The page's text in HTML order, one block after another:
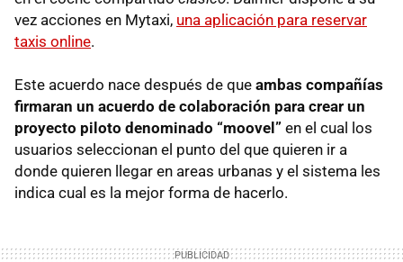
vez acciones en Mytaxi, una aplicación para reservar
taxis online.
Este acuerdo nace después de que ambas compañías
firmaran un acuerdo de colaboración para crear un
proyecto piloto denominado “moovel” en el cual los
usuarios seleccionan el punto del que quieren ir a
donde quieren llegar en areas urbanas y el sistema les
indica cual es la mejor forma de hacerlo.